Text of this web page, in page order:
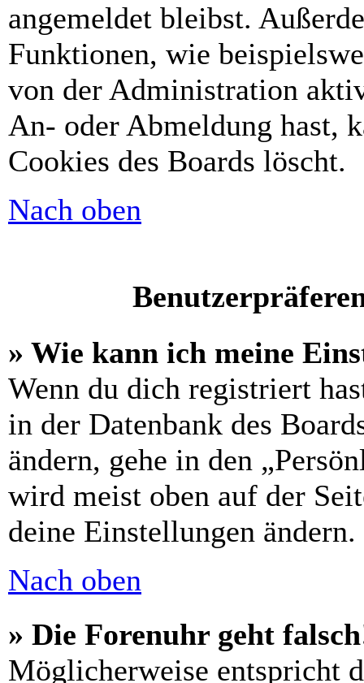
angemeldet bleibst.
Funktionen, wie
von der Administration
An- oder Abmeldung hast,
Cookies des Boards löscht.
Nach oben
» Wie kann ich meine
Wenn du dich registriert
in der Datenbank des
ändern, gehe in den
wird meist oben auf der
deine Einstellungen ändern.
Nach oben
» Die Forenuhr geht
Möglicherweise entspricht